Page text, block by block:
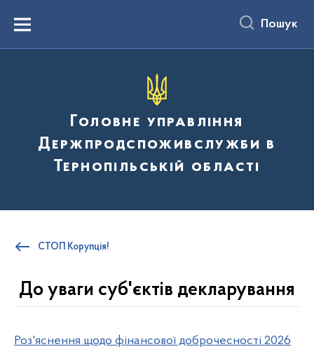
вмістуMenu Пошук
Головне управління
Держпродспоживслужби в
Тернопільській області
СТОП Корупція!
До уваги суб'єктів декларування
Роз'яснення щодо фінансової доброчесності 2026